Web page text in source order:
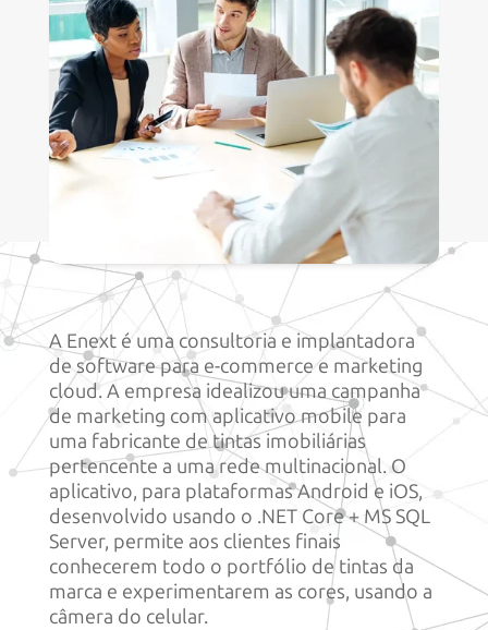
A Enext é uma consultoria e implantadora
de software para e-commerce e marketing
cloud. A empresa idealizou uma campanha
de marketing com aplicativo mobile para
uma fabricante de tintas imobiliárias
pertencente a uma rede multinacional. O
aplicativo, para plataformas Android e iOS,
desenvolvido usando o .NET Core + MS SQL
Server, permite aos clientes finais
conhecerem todo o portfólio de tintas da
marca e experimentarem as cores, usando a
câmera do celular.